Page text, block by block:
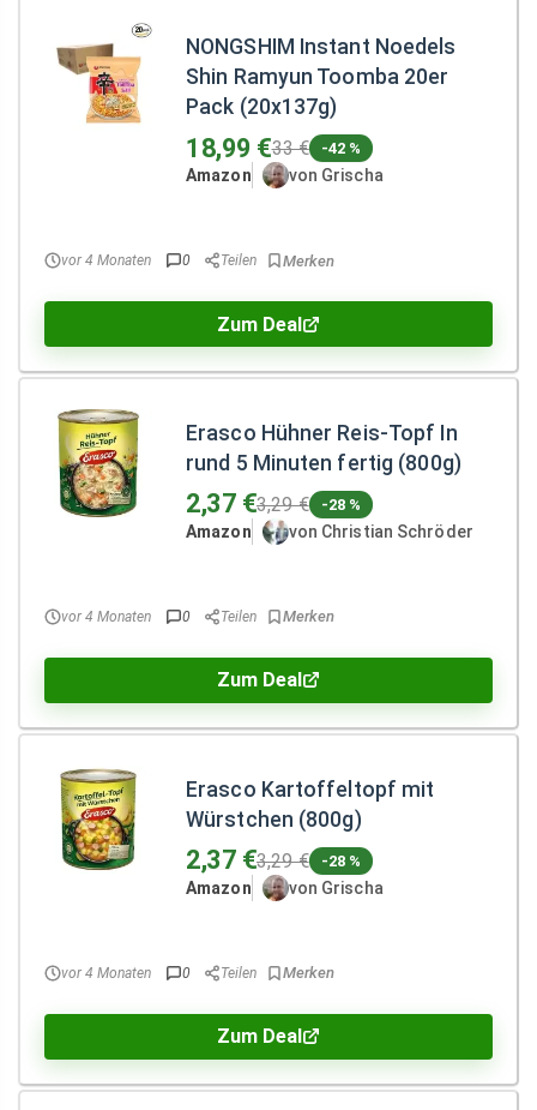
NONGSHIM Instant Noedels
Shin Ramyun Toomba 20er
Pack (20x137g)
18,99 €33 € -42 %
Amazon von Grischa
vor 4 Monaten 0 Teilen
Zum Deal
Erasco Hühner Reis-Topf In
rund 5 Minuten fertig (800g)
2,37 €3,29 € -28 %
Amazon von Christian Schröder
vor 4 Monaten 0 Teilen
Zum Deal
Erasco Kartoffeltopf mit
Würstchen (800g)
2,37 €3,29 € -28 %
Amazon von Grischa
vor 4 Monaten 0 Teilen
Zum Deal